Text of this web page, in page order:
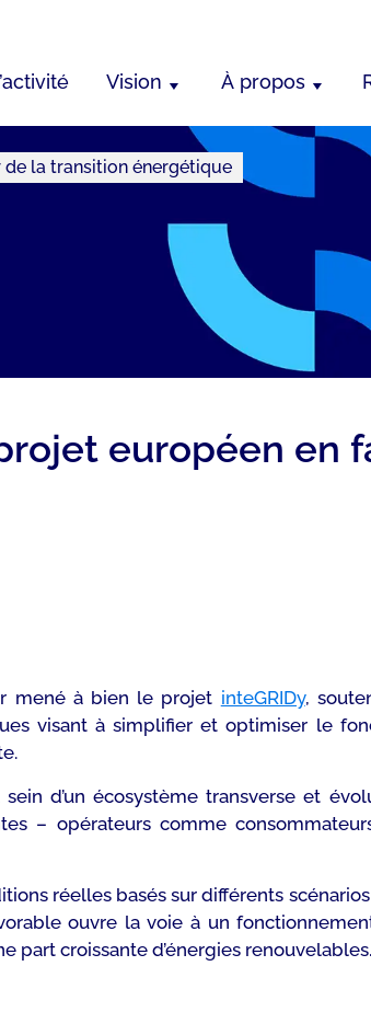
Vision À propos
de la transition énergétique
européen en
mené à bien le projet inteGRIDy,
visant à simplifier et optimiser le
d’un écosystème transverse et
– opérateurs comme
réelles basés sur différents scénarios
ouvre la voie à un
croissante d’énergies renouvelables.